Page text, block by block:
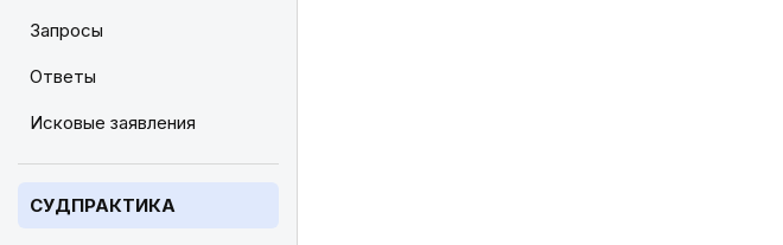
Запросы
Ответы
Исковые заявления
СУДПРАКТИКА